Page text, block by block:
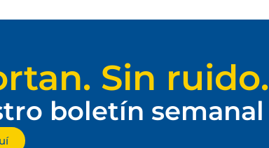
Sin ruido.
boletín semanal